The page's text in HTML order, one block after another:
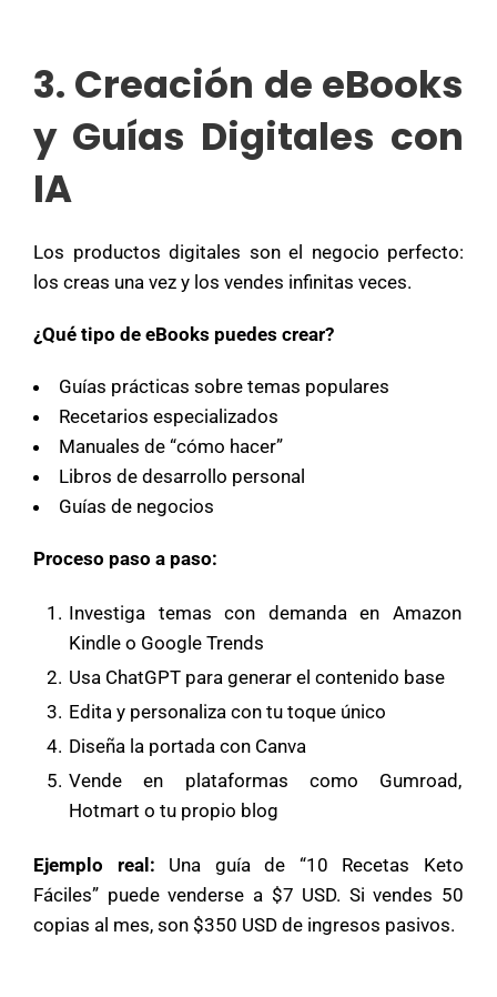
3. Creación de eBooks
y Guías Digitales con
IA
Los productos digitales son el negocio perfecto:
los creas una vez y los vendes infinitas veces.
¿Qué tipo de eBooks puedes crear?
Guías prácticas sobre temas populares
Recetarios especializados
Manuales de “cómo hacer”
Libros de desarrollo personal
Guías de negocios
Proceso paso a paso:
Investiga temas con demanda en Amazon
Kindle o Google Trends
Usa ChatGPT para generar el contenido base
Edita y personaliza con tu toque único
Diseña la portada con Canva
Vende en plataformas como Gumroad,
Hotmart o tu propio blog
Ejemplo real: Una guía de “10 Recetas Keto
Fáciles” puede venderse a $7 USD. Si vendes 50
copias al mes, son $350 USD de ingresos pasivos.